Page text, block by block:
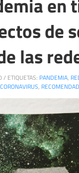
de
las
/ ETIQUETAS: PANDEMIA,
CORONAVIRUS,